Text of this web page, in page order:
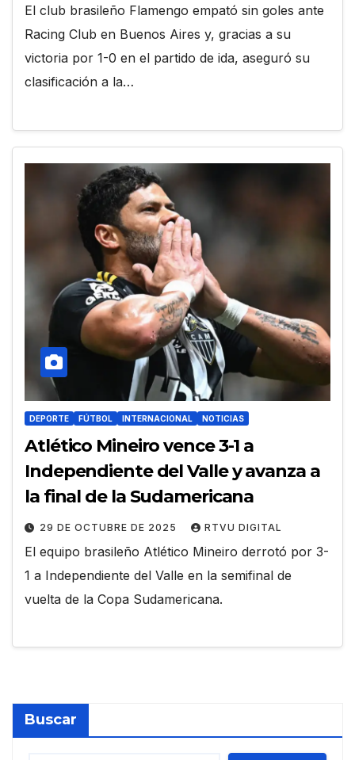
El club brasileño Flamengo empató sin goles ante
Racing Club en Buenos Aires y, gracias a su
victoria por 1-0 en el partido de ida, aseguró su
clasificación a la…
DEPORTE FÚTBOL INTERNACIONAL NOTICIAS
Atlético Mineiro vence 3-1 a
Independiente del Valle y avanza a
la final de la Sudamericana
29 DE OCTUBRE DE 2025 RTVU DIGITAL
El equipo brasileño Atlético Mineiro derrotó por 3-
1 a Independiente del Valle en la semifinal de
vuelta de la Copa Sudamericana.
Buscar